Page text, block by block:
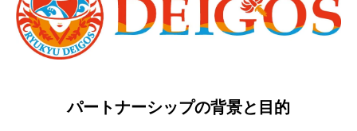
パートナーシップの背景と目的